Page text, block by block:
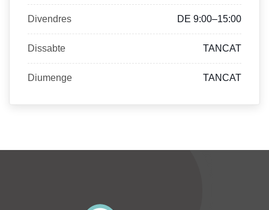
Divendres DE 9:00–15:00
Dissabte TANCAT
Diumenge TANCAT